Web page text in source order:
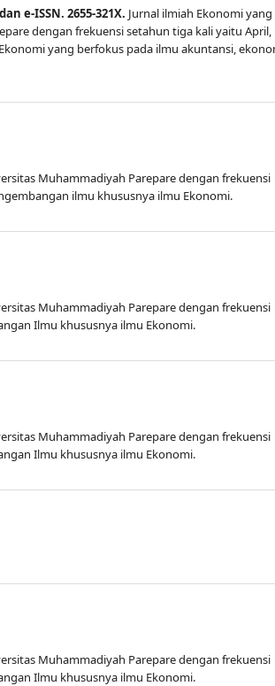
e-ISSN. 2655-321X. Jurnal ilmiah Ekonomi yang
dengan frekuensi setahun tiga kali yaitu April,
yang berfokus pada ilmu akuntansi,
Muhammadiyah Parepare dengan frekuensi
ilmu khususnya ilmu Ekonomi.
Muhammadiyah Parepare dengan frekuensi
Ilmu khususnya ilmu Ekonomi.
Muhammadiyah Parepare dengan frekuensi
Ilmu khususnya ilmu Ekonomi.
Muhammadiyah Parepare dengan frekuensi
Ilmu khususnya ilmu Ekonomi.